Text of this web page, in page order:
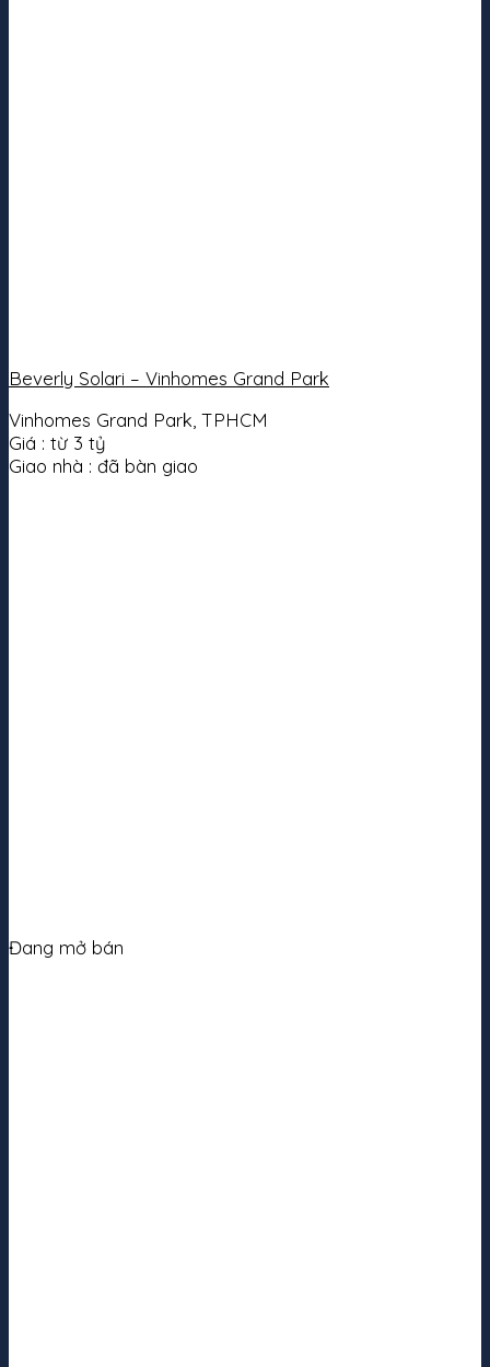
Beverly Solari – Vinhomes Grand Park
Vinhomes Grand Park, TPHCM
Giá : từ 3 tỷ
Giao nhà : đã bàn giao
Đang mở bán